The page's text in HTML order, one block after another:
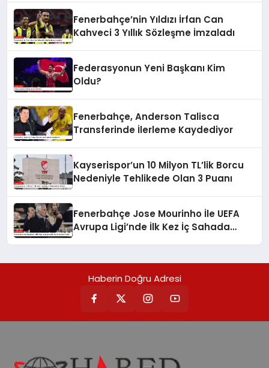
Fenerbahçe’nin Yıldızı İrfan Can
Kahveci 3 Yıllık Sözleşme İmzaladı
Federasyonun Yeni Başkanı Kim
Oldu?
Fenerbahçe, Anderson Talisca
Transferinde İlerleme Kaydediyor
Kayserispor’un 10 Milyon TL’lik Borcu
Nedeniyle Tehlikede Olan 3 Puanı
Fenerbahçe Jose Mourinho İle UEFA
Avrupa Ligi’nde İlk Kez İç Sahada
Haberin Doğru Adresi